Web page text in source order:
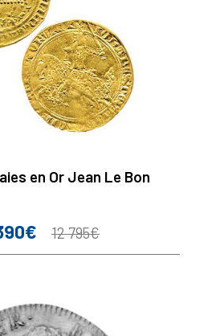
en Or Jean Le Bon
Prix
12 795€